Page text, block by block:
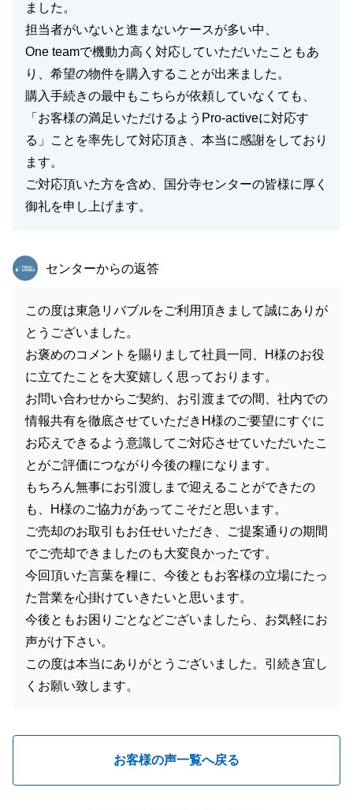
ました。
担当者がいないと進まないケースが多い中、
One teamで機動力高く対応していただいたこともあ
り、希望の物件を購入することが出来ました。
購入手続きの最中もこちらが依頼していなくても、
「お客様の満足いただけるようPro-activeに対応す
る」ことを率先して対応頂き、本当に感謝をしており
ます。
ご対応頂いた方を含め、国分寺センターの皆様に厚く
御礼を申し上げます。
東急リバブル
センターからの返答
この度は東急リバブルをご利用頂きまして誠にありが
とうございました。
お褒めのコメントを賜りまして社員一同、H様のお役
に立てたことを大変嬉しく思っております。
お問い合わせからご契約、お引渡までの間、社内での
情報共有を徹底させていただきH様のご要望にすぐに
お応えできるよう意識してご対応させていただいたこ
とがご評価につながり今後の糧になります。
もちろん無事にお引渡しまで迎えることができたの
も、H様のご協力があってこそだと思います。
ご売却のお取引もお任せいただき、ご提案通りの期間
でご売却できましたのも大変良かったです。
今回頂いた言葉を糧に、今後ともお客様の立場にたっ
た営業を心掛けていきたいと思います。
今後ともお困りごとなどございましたら、お気軽にお
声がけ下さい。
この度は本当にありがとうございました。引続き宜し
くお願い致します。
お客様の声一覧へ戻る